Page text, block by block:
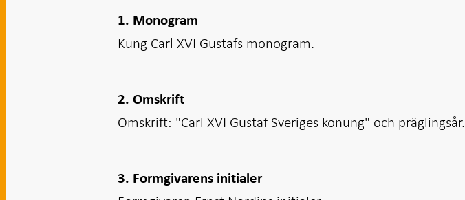
1. Monogram
Kung Carl XVI Gustafs monogram.
2. Omskrift
Omskrift: "Carl XVI Gustaf Sveriges konung" och präglingsår.
3. Formgivarens initialer